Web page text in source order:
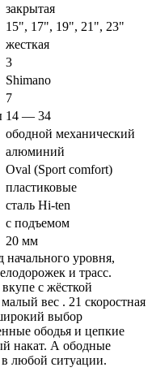
закрытая
15", 17", 19", 21", 23"
жесткая
3
Shimano
7
14 — 34
ободной механический
алюминий
Oval (Sport comfort)
пластиковые
сталь Hi-ten
с подъемом
20 мм
уровня,
и трасс.
с жёсткой
вес . 21 скоростная
выбор
ободья и цепкие
накат. А ободные
в любой ситуации.